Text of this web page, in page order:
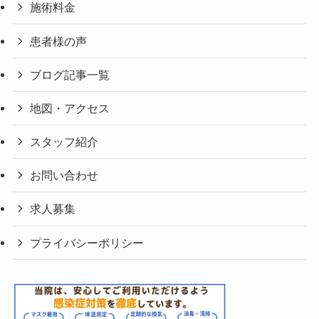
施術料金
患者様の声
ブログ記事一覧
地図・アクセス
スタッフ紹介
お問い合わせ
求人募集
プライバシーポリシー